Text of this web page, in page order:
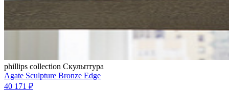
phillips collection Скульптура
Agate Sculpture Bronze Edge
40 171 ₽